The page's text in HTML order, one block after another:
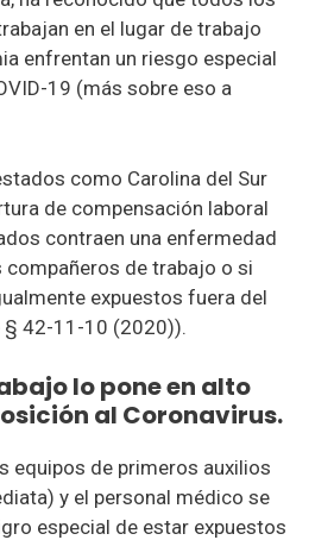
en el lugar de trabajo
enfrentan un riesgo especial
19 (más sobre eso a
como Carolina del Sur
de compensación laboral
contraen una enfermedad
de trabajo o si
expuestos fuera del
§ 42-11-10 (2020)).
lo pone en alto
al Coronavirus.
equipos de primeros auxilios
y el personal médico se
especial de estar expuestos